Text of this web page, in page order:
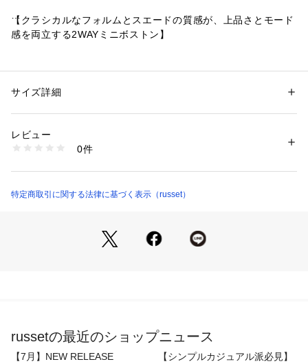
【クラシカルなフォルムとスエードの質感が、上品さとモード
感を両立する2WAYミニボストン】
コンパクトながらもしっかりと収納力を備えた、毎日に寄り添
【デザイン】
・端正なシルエットにスエードの柔らかな表情を掛け合わせた
やかにもスタイリング可能
るミニボストン
性別：レディース
素材：本体：牛革(スエード)
ショルダーベルト：牛革
RUZ1051623A0001 （ショップ）
サイズ詳細
レビュー
0件
特定商取引に関する法律に基づく表示（russet）
russetの最近のショップニュース
【7月】NEW RELEASE
【シンプルカジュアル派必見】